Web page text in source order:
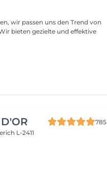
wir passen uns den Trend von
bieten gezielte und effektive
785
L-2411